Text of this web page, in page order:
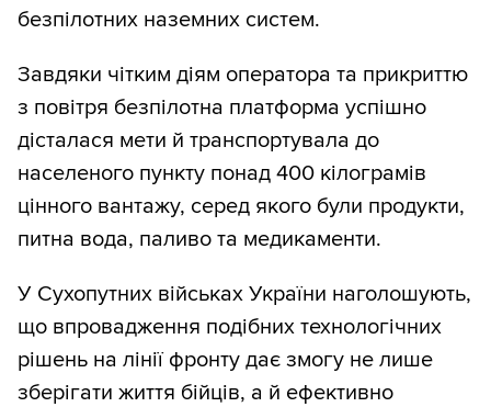
безпілотних наземних систем.
Завдяки чітким діям оператора та прикриттю
з повітря безпілотна платформа успішно
дісталася мети й транспортувала до
населеного пункту понад 400 кілограмів
цінного вантажу, серед якого були продукти,
питна вода, паливо та медикаменти.
У Сухопутних військах України наголошують,
що впровадження подібних технологічних
рішень на лінії фронту дає змогу не лише
зберігати життя бійців, а й ефективно